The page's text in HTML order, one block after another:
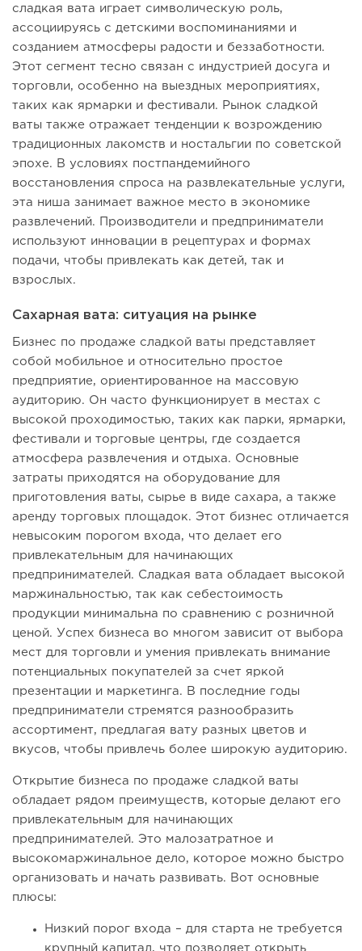
сладкая вата играет символическую роль,
ассоциируясь с детскими воспоминаниями и
созданием атмосферы радости и беззаботности.
Этот сегмент тесно связан с индустрией досуга и
торговли, особенно на выездных мероприятиях,
таких как ярмарки и фестивали. Рынок сладкой
ваты также отражает тенденции к возрождению
традиционных лакомств и ностальгии по советской
эпохе. В условиях постпандемийного
восстановления спроса на развлекательные услуги,
эта ниша занимает важное место в экономике
развлечений. Производители и предприниматели
используют инновации в рецептурах и формах
подачи, чтобы привлекать как детей, так и
взрослых.
Сахарная вата: ситуация на рынке
Бизнес по продаже сладкой ваты представляет
собой мобильное и относительно простое
предприятие, ориентированное на массовую
аудиторию. Он часто функционирует в местах с
высокой проходимостью, таких как парки, ярмарки,
фестивали и торговые центры, где создается
атмосфера развлечения и отдыха. Основные
затраты приходятся на оборудование для
приготовления ваты, сырье в виде сахара, а также
аренду торговых площадок. Этот бизнес отличается
невысоким порогом входа, что делает его
привлекательным для начинающих
предпринимателей. Сладкая вата обладает высокой
маржинальностью, так как себестоимость
продукции минимальна по сравнению с розничной
ценой. Успех бизнеса во многом зависит от выбора
мест для торговли и умения привлекать внимание
потенциальных покупателей за счет яркой
презентации и маркетинга. В последние годы
предприниматели стремятся разнообразить
ассортимент, предлагая вату разных цветов и
вкусов, чтобы привлечь более широкую аудиторию.
Открытие бизнеса по продаже сладкой ваты
обладает рядом преимуществ, которые делают его
привлекательным для начинающих
предпринимателей. Это малозатратное и
высокомаржинальное дело, которое можно быстро
организовать и начать развивать. Вот основные
плюсы:
Низкий порог входа – для старта не требуется
крупный капитал, что позволяет открыть